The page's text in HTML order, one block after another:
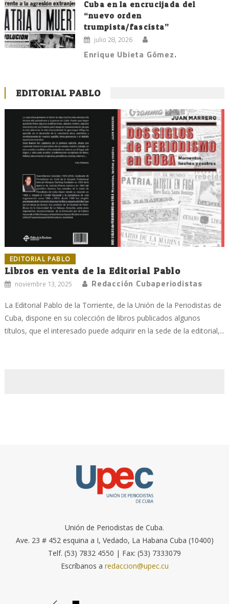
Cuba en la encrucijada del
“nuevo orden
trumpista/fascista”
julio 28, 2026
Enrique Ubieta Gómez.
EDITORIAL PABLO
EDITORIAL PABLO
Libros en venta de la Editorial Pablo
noviembre 13, 2025 Redacción Cubaperiodistas
La Editorial Pablo de la Torriente, de la Unión de la Periodistas de
Cuba, dispone en su colección de libros publicados algunos
títulos, que el interesado puede adquirir en la sede de la editorial,...
Unión de Periodistas de Cuba.
Ave. 23 # 452 esquina a I, Vedado, La Habana Cuba (10400)
Telf. (53) 7832 4550 | Fax: (53) 7333079
Escríbanos a redaccion@upec.cu